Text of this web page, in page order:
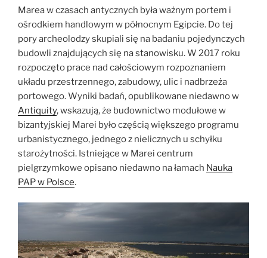
starożytności?”
Marea w czasach antycznych była ważnym portem i
ośrodkiem handlowym w północnym Egipcie. Do tej
pory archeolodzy skupiali się na badaniu pojedynczych
budowli znajdujących się na stanowisku. W 2017 roku
rozpoczęto prace nad całościowym rozpoznaniem
układu przestrzennego, zabudowy, ulic i nadbrzeża
portowego. Wyniki badań, opublikowane niedawno w
Antiquity,wskazują, że budownictwo modułowe w
bizantyjskiej Marei było częścią większego programu
urbanistycznego, jednego z nielicznych u schyłku
starożytności. Istniejące w Marei centrum
pielgrzymkowe opisano niedawno na łamach Nauka
PAP w Polsce.